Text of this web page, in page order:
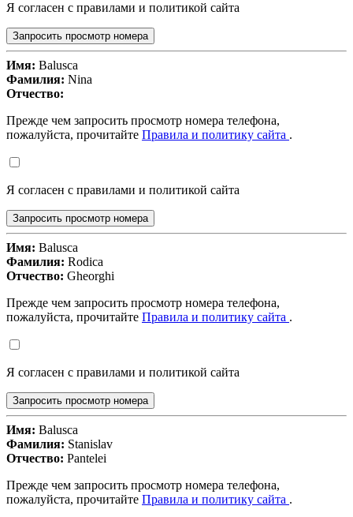
Я согласен с правилами и политикой сайта
Запросить просмотр номера
Имя: Balusca
Фамилия: Nina
Отчество:
Прежде чем запросить просмотр номера телефона,
пожалуйста, прочитайте Правила и политику сайта .
Я согласен с правилами и политикой сайта
Запросить просмотр номера
Имя: Balusca
Фамилия: Rodica
Отчество: Gheorghi
Прежде чем запросить просмотр номера телефона,
пожалуйста, прочитайте Правила и политику сайта .
Я согласен с правилами и политикой сайта
Запросить просмотр номера
Имя: Balusca
Фамилия: Stanislav
Отчество: Pantelei
Прежде чем запросить просмотр номера телефона,
пожалуйста, прочитайте Правила и политику сайта .